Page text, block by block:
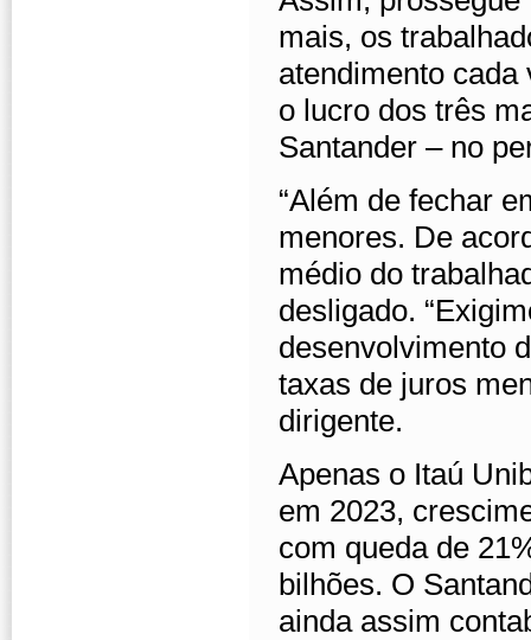
mais, os
atendimento cada
o lucro dos três
Santander – no
“Além de fechar
menores. De
médio do
desligado.
desenvolvimento
taxas de juros
dirigente.
Apenas o Itaú
em 2023,
com queda de
bilhões. O
ainda assim